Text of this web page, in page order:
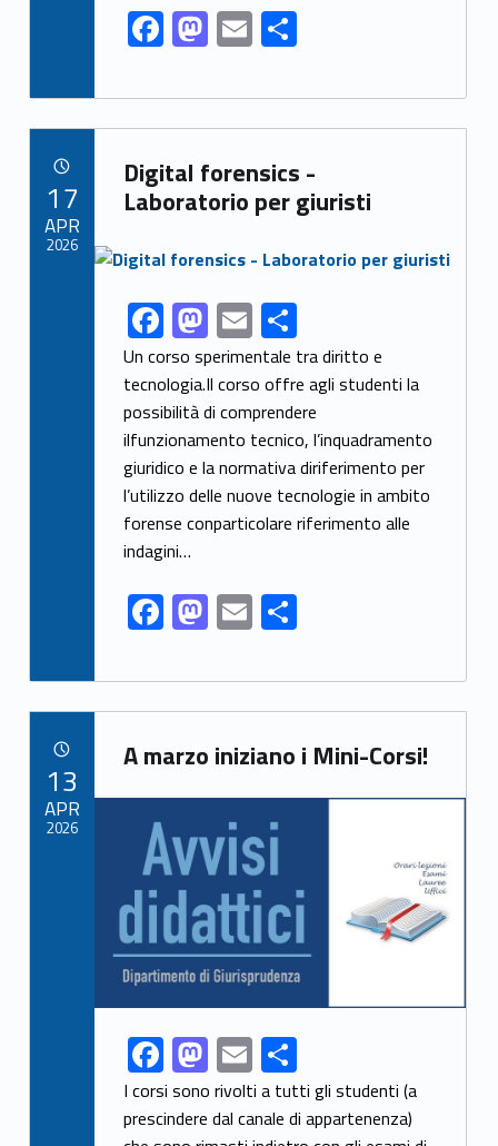
F
ac
e
b
o
o
k
M
as
to
d
o
n
E
m
ai
l
S
ar
e
Link identifier archive #link-archive-43109
Digital forensics -
Laboratorio per giuristi
Link identifier archive #link-archive-thumb-soap-44583
Link identifier share facebook archive #share-link-archive-44129F
ac
e
b
o
o
k
M
as
to
d
o
n
E
m
ai
l
S
h
ar
e
Un corso sperimentale tra diritto e
tecnologia.Il corso offre agli studenti la
possibilità di comprendere
ilfunzionamento tecnico, l’inquadramento
giuridico e la normativa diriferimento per
l’utilizzo delle nuove tecnologie in ambito
forense conparticolare riferimento alle
indagini…
F
ac
e
b
o
o
k
M
as
to
d
o
n
E
m
ai
l
S
h
ar
e
17
APR
2026
Link identifier archive #link-archive-54700
A marzo iniziano i Mini-Corsi!
Link identifier archive #link-archive-thumb-soap-40072
Link identifier share facebook archive #share-link-archive-88113F
ac
e
M
as
to
E
m
ai
S
h
ar
I corsi sono rivolti a tutti gli studenti (a
prescindere dal canale di appartenenza)
13
APR
2026